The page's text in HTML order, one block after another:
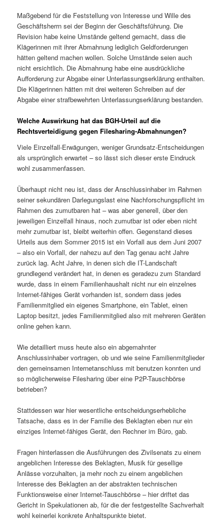
Maßgebend für die Feststellung von Interesse und Wille des
Geschäftsherrn sei der Beginn der Geschäftsführung. Die
Revision habe keine Umstände geltend gemacht, dass die
Klägerinnen mit ihrer Abmahnung lediglich Geldforderungen
hätten geltend machen wollen. Solche Umstände seien auch
nicht ersichtlich. Die Abmahnung habe eine ausdrückliche
Aufforderung zur Abgabe einer Unterlassungserklärung enthalten.
Die Klägerinnen hätten mit drei weiteren Schreiben auf der
Abgabe einer strafbewehrten Unterlassungserklärung bestanden.
Welche Auswirkung hat das BGH-Urteil auf die
Rechtsverteidigung gegen Filesharing-Abmahnungen?
Viele Einzelfall-Erwägungen, weniger Grundsatz-Entscheidungen
als ursprünglich erwartet – so lässt sich dieser erste Eindruck
wohl zusammenfassen.
Überhaupt nicht neu ist, dass der Anschlussinhaber im Rahmen
seiner sekundären Darlegungslast eine Nachforschungspflicht im
Rahmen des zumutbaren hat – was aber generell, über den
jeweiligen Einzelfall hinaus, noch zumutbar ist oder eben nicht
mehr zumutbar ist, bleibt weiterhin offen. Gegenstand dieses
Urteils aus dem Sommer 2015 ist ein Vorfall aus dem Juni 2007
– also ein Vorfall, der nahezu auf den Tag genau acht Jahre
zurück lag. Acht Jahre, in denen sich die IT-Landschaft
grundlegend verändert hat, in denen es geradezu zum Standard
wurde, dass in einem Familienhaushalt nicht nur ein einzelnes
Internet-fähiges Gerät vorhanden ist, sondern dass jedes
Familienmitglied ein eigenes Smartphone, ein Tablet, einen
Laptop besitzt, jedes Familienmitglied also mit mehreren Geräten
online gehen kann.
Wie detailliert muss heute also ein abgemahnter
Anschlussinhaber vortragen, ob und wie seine Familienmitglieder
den gemeinsamen Internetanschluss mit benutzen konnten und
so möglicherweise Filesharing über eine P2P-Tauschbörse
betrieben?
Stattdessen war hier wesentliche entscheidungserhebliche
Tatsache, dass es in der Familie des Beklagten eben nur ein
einziges Internet-fähiges Gerät, den Rechner im Büro, gab.
Fragen hinterlassen die Ausführungen des Zivilsenats zu einem
angeblichen Interesse des Beklagten, Musik für gesellige
Anlässe vorzuhalten, ja mehr noch zu einem angeblichen
Interesse des Beklagten an der abstrakten technischen
Funktionsweise einer Internet-Tauschbörse – hier driftet das
Gericht in Spekulationen ab, für die der festgestellte Sachverhalt
wohl keinerlei konkrete Anhaltspunkte bietet.